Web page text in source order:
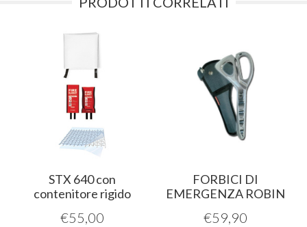
STX 640 con
contenitore rigido
€55,00
FORBICI DI
EMERGENZA ROBIN
€59,90